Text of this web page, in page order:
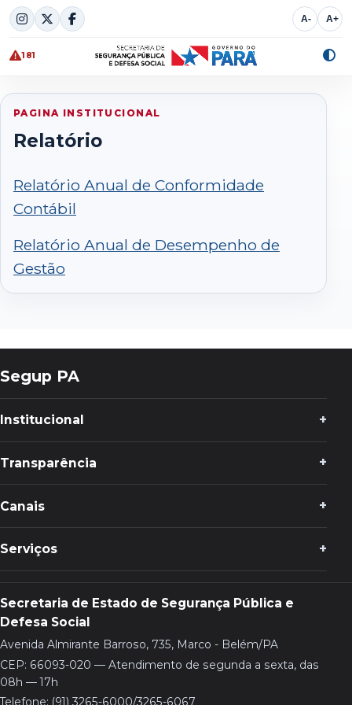
Skip
to
content
A- A+
181
PAGINA INSTITUCIONAL
Relatório
Relatório Anual de Conformidade
Contábil
Relatório Anual de Desempenho de
Gestão
Segup PA
Institucional
Transparência
Canais
Serviços
Secretaria de Estado de Segurança Pública e
Defesa Social
Avenida Almirante Barroso, 735, Marco - Belém/PA
CEP: 66093-020 — Atendimento de segunda a sexta, das
08h — 17h
Telefone: (91) 3265-6000/3265-6067